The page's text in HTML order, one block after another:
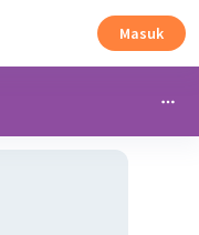
Masuk